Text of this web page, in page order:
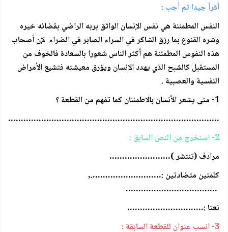
أقرأ جيدا ثم أجب :
النفس المطمئنة هي نفس الإنسان الواثق بربه الراضي بقضائه خيره
وشره القنوع بما رزق الشاكر في السراء الصابر في الضراء لإن أصحاب
هذه النفوس المطمئنة هم أكثر الناس شعورا بالسعادة فالخوف من
المستقبل كالشبح الذي يهدد الإنسان ويؤرق معيشته فتشيع الأمراض
النفسية والعصبية .
1- متى يشعر الأنسان بالاطمئنان كما تفهم من القطعة ؟
2- استخرج من النص السابق :
مرادف (تنتشر )……………………
كلمتين متضادتين :……………………….,
………………………………
نعتا :…………………………
3- انسب عنوان للقطعة السابقة :